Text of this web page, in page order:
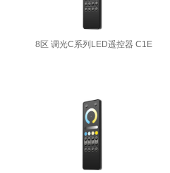
8区 调光C系列LED遥控器 C1E